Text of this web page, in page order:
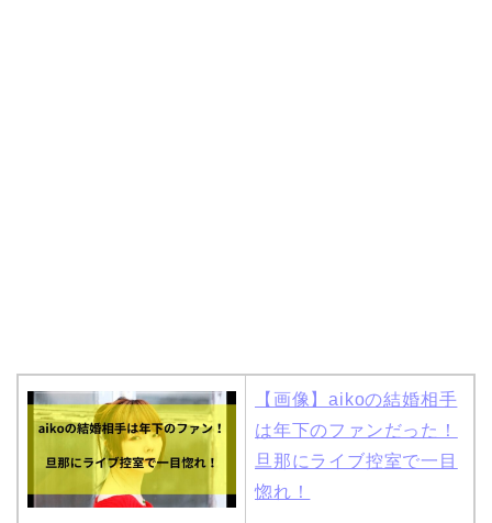
【画像】aikoの結婚相手
は年下のファンだった！
旦那にライブ控室で一目
惚れ！